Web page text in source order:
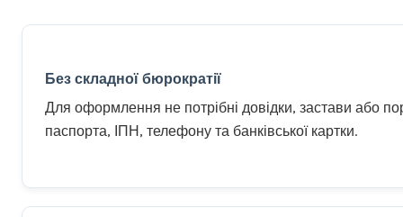
Без складної бюрократії
Для оформлення не потрібні довідки, застави або
паспорта, ІПН, телефону та банківської картки.